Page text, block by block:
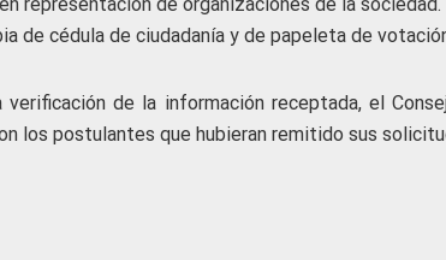
de cédula de ciudadanía y de papeleta de
de la información receptada, el
los postulantes que hubieran remitido sus